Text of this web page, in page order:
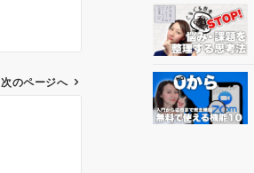
次のページへ